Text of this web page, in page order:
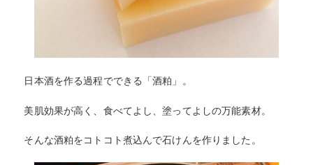
日本酒を作る過程でできる「酒粕」。
美肌効果が高く、食べてよし、塗ってよしの万能素材。
そんな酒粕をコトコト煮込んで石けんを作りました。